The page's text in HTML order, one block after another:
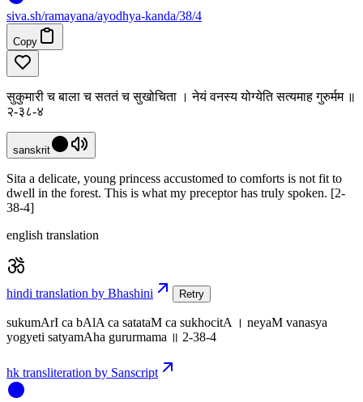
siva.sh/ramayana/ayodhya-kanda/38/4
Copy
सुकुमारी च बाला च सततं च सुखोचिता । नेयं वनस्य योग्येति सत्यमाह गुरुर्मम ॥
२-३८-४
sanskrit
Sita a delicate, young princess accustomed to comforts is not fit to
dwell in the forest. This is what my preceptor has truly spoken. [2-
38-4]
english translation
hindi translation by Bhashini Retry
sukumArI ca bAlA ca satataM ca sukhocitA । neyaM vanasya
yogyeti satyamAha gururmama ॥ 2-38-4
hk transliteration by Sanscript